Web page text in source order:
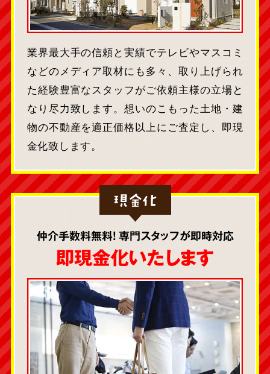
業界最大手の信頼と実績でテレビやマスコミ
などのメディア取材にも多々、取り上げられ
た経験豊富なスタッフがご依頼主様の立場と
なり尽力致します。想いのこもった土地・建
物の不動産を適正価格以上にご査定し、即現
金化致します。
現金化
仲介手数料無料! 専門スタッフが即時対応
即現金化いたします